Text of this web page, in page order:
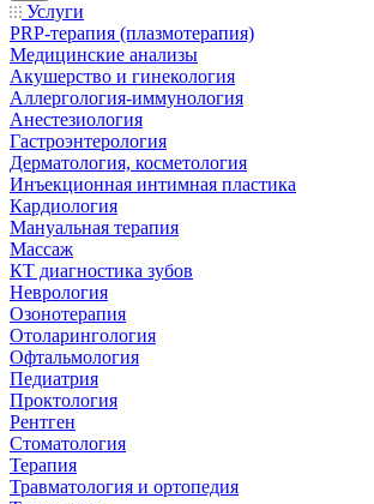
Услуги
PRP-терапия (плазмотерапия)
Медицинские анализы
Акушерство и гинекология
Аллергология-иммунология
Анестезиология
Гастроэнтерология
Дерматология, косметология
Инъекционная интимная пластика
Кардиология
Мануальная терапия
Массаж
КТ диагностика зубов
Неврология
Озонотерапия
Отоларингология
Офтальмология
Педиатрия
Проктология
Рентген
Стоматология
Терапия
Травматология и ортопедия